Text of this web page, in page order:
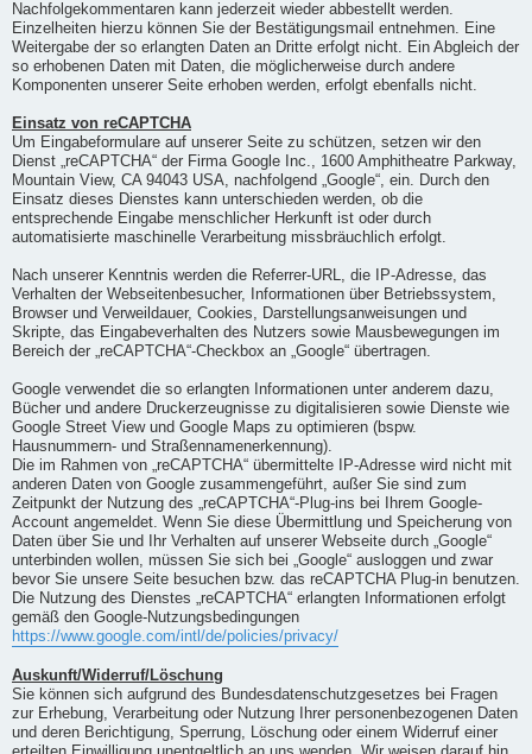
Nachfolgekommentaren kann jederzeit wieder abbestellt werden.
Einzelheiten hierzu können Sie der Bestätigungsmail entnehmen. Eine
Weitergabe der so erlangten Daten an Dritte erfolgt nicht. Ein Abgleich der
so erhobenen Daten mit Daten, die möglicherweise durch andere
Komponenten unserer Seite erhoben werden, erfolgt ebenfalls nicht.
Einsatz von reCAPTCHA
Um Eingabeformulare auf unserer Seite zu schützen, setzen wir den
Dienst „reCAPTCHA“ der Firma Google Inc., 1600 Amphitheatre Parkway,
Mountain View, CA 94043 USA, nachfolgend „Google“, ein. Durch den
Einsatz dieses Dienstes kann unterschieden werden, ob die
entsprechende Eingabe menschlicher Herkunft ist oder durch
automatisierte maschinelle Verarbeitung missbräuchlich erfolgt.
Nach unserer Kenntnis werden die Referrer-URL, die IP-Adresse, das
Verhalten der Webseitenbesucher, Informationen über Betriebssystem,
Browser und Verweildauer, Cookies, Darstellungsanweisungen und
Skripte, das Eingabeverhalten des Nutzers sowie Mausbewegungen im
Bereich der „reCAPTCHA“-Checkbox an „Google“ übertragen.
Google verwendet die so erlangten Informationen unter anderem dazu,
Bücher und andere Druckerzeugnisse zu digitalisieren sowie Dienste wie
Google Street View und Google Maps zu optimieren (bspw.
Hausnummern- und Straßennamenerkennung).
Die im Rahmen von „reCAPTCHA“ übermittelte IP-Adresse wird nicht mit
anderen Daten von Google zusammengeführt, außer Sie sind zum
Zeitpunkt der Nutzung des „reCAPTCHA“-Plug-ins bei Ihrem Google-
Account angemeldet. Wenn Sie diese Übermittlung und Speicherung von
Daten über Sie und Ihr Verhalten auf unserer Webseite durch „Google“
unterbinden wollen, müssen Sie sich bei „Google“ ausloggen und zwar
bevor Sie unsere Seite besuchen bzw. das reCAPTCHA Plug-in benutzen.
Die Nutzung des Dienstes „reCAPTCHA“ erlangten Informationen erfolgt
gemäß den Google-Nutzungsbedingungen
https://www.google.com/intl/de/policies/privacy/
Auskunft/Widerruf/Löschung
Sie können sich aufgrund des Bundesdatenschutzgesetzes bei Fragen
zur Erhebung, Verarbeitung oder Nutzung Ihrer personenbezogenen Daten
und deren Berichtigung, Sperrung, Löschung oder einem Widerruf einer